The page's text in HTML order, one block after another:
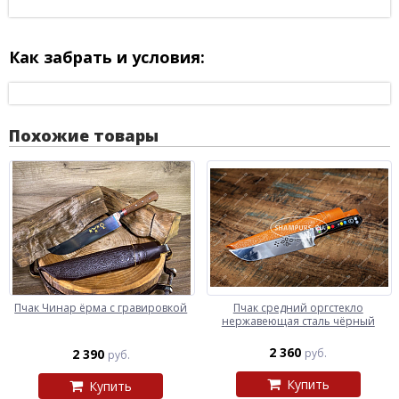
Как забрать и условия:
Похожие товары
Пчак Чинар ёрма с гравировкой
2 390 руб.
Купить
Пчак средний оргстекло
нержавеющая сталь чёрный
2 360 руб.
Купить